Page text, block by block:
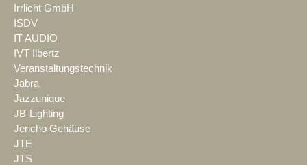
Irrlicht GmbH
ISDV
IT AUDIO
IVT Ilbertz
Veranstaltungstechnik
Jabra
Jazzunique
JB-Lighting
Jericho Gehäuse
JTE
JTS